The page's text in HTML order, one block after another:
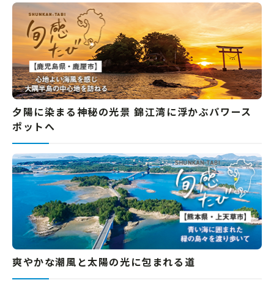
夕陽に染まる神秘の光景 錦江湾に浮かぶパワース
ポットへ
爽やかな潮風と太陽の光に包まれる道